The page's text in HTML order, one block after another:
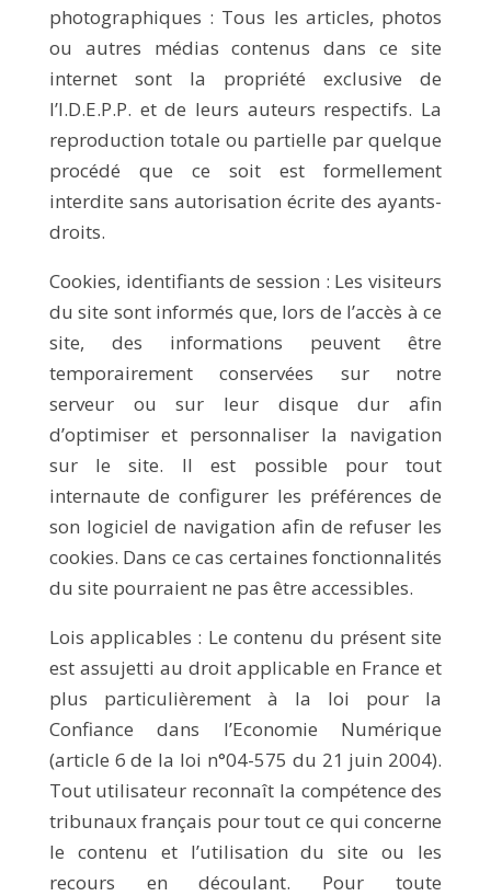
photographiques : Tous les articles, photos
ou autres médias contenus dans ce site
internet sont la propriété exclusive de
l’I.D.E.P.P. et de leurs auteurs respectifs. La
reproduction totale ou partielle par quelque
procédé que ce soit est formellement
interdite sans autorisation écrite des ayants-
droits.
Cookies, identifiants de session : Les visiteurs
du site sont informés que, lors de l’accès à ce
site, des informations peuvent être
temporairement conservées sur notre
serveur ou sur leur disque dur afin
d’optimiser et personnaliser la navigation
sur le site. Il est possible pour tout
internaute de configurer les préférences de
son logiciel de navigation afin de refuser les
cookies. Dans ce cas certaines fonctionnalités
du site pourraient ne pas être accessibles.
Lois applicables : Le contenu du présent site
est assujetti au droit applicable en France et
plus particulièrement à la loi pour la
Confiance dans l’Economie Numérique
(article 6 de la loi n°04-575 du 21 juin 2004).
Tout utilisateur reconnaît la compétence des
tribunaux français pour tout ce qui concerne
le contenu et l’utilisation du site ou les
recours en découlant. Pour toute